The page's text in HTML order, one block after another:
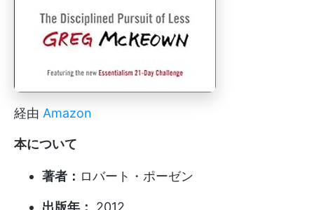
経由 Amazon
本について
著者： ロバート・ポーゼン